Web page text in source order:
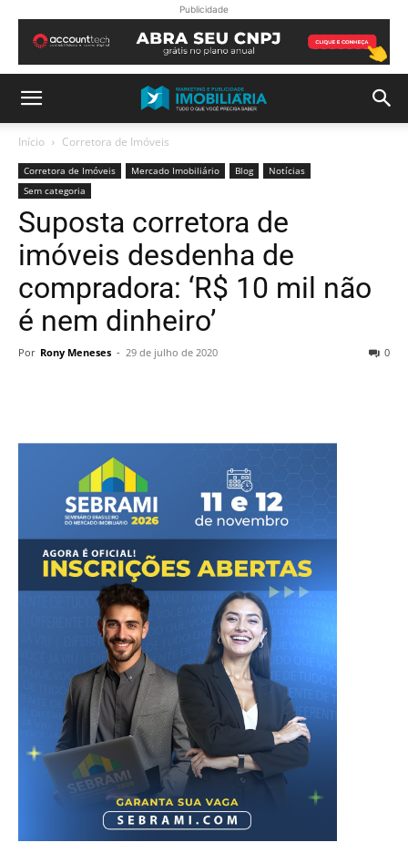
Publicidade
Início Corretora de Imóveis
Corretora de Imóveis Mercado Imobiliário Blog
Notícias
Sem categoria
Suposta corretora de
imóveis desdenha de
compradora: ‘R$ 10 mil não
é nem dinheiro’
Por Rony Meneses - 29 de julho de 2020 0